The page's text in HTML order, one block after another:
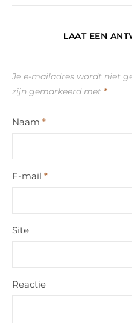
LAAT EEN
Je e-mailadres wordt niet
zijn gemarkeerd met *
Naam *
E-mail *
Site
Reactie